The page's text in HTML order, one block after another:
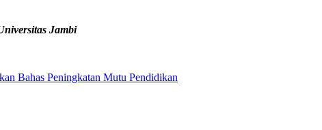
Jambi
Bahas Peningkatan Mutu Pendidikan